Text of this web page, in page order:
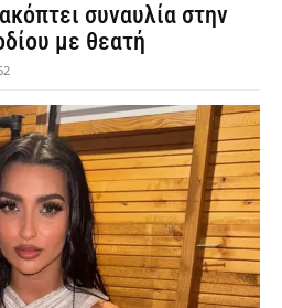
συναυλία στην
με θεατή